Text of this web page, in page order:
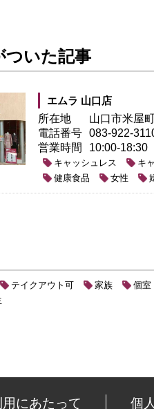
ついた記事
エムラ 山口店
所在地
山口市米屋
電話番号 083-922-
営業時間
10:00-18:30
キャッシュレス
キ
健康食品
女性
テイクアウト可 家族
個室
にあたって
個